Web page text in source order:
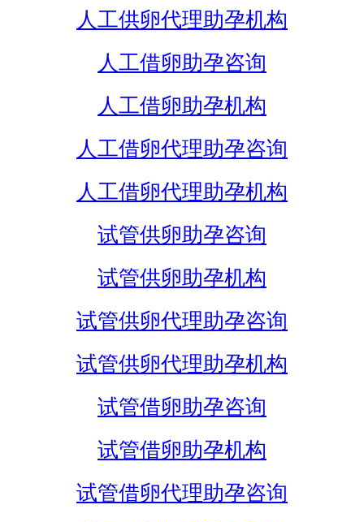
人工供卵代理助孕机构
人工借卵助孕咨询
人工借卵助孕机构
人工借卵代理助孕咨询
人工借卵代理助孕机构
试管供卵助孕咨询
试管供卵助孕机构
试管供卵代理助孕咨询
试管供卵代理助孕机构
试管借卵助孕咨询
试管借卵助孕机构
试管借卵代理助孕咨询